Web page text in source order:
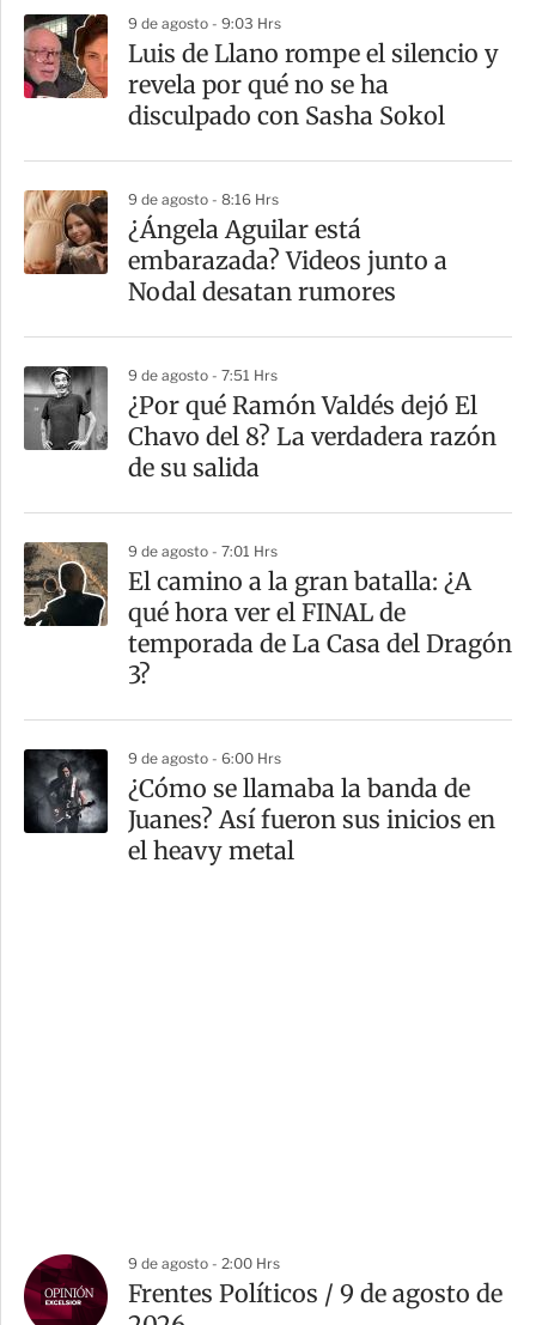
a
r
t
9 de agosto - 9:03 Hrs
Luis de Llano rompe el silencio y
revela por qué no se ha
disculpado con Sasha Sokol
9 de agosto - 8:16 Hrs
¿Ángela Aguilar está
embarazada? Videos junto a
Nodal desatan rumores
9 de agosto - 7:51 Hrs
¿Por qué Ramón Valdés dejó El
Chavo del 8? La verdadera razón
de su salida
9 de agosto - 7:01 Hrs
El camino a la gran batalla: ¿A
qué hora ver el FINAL de
temporada de La Casa del Dragón
3?
9 de agosto - 6:00 Hrs
¿Cómo se llamaba la banda de
Juanes? Así fueron sus inicios en
el heavy metal
9 de agosto - 2:00 Hrs
Frentes Políticos / 9 de agosto de